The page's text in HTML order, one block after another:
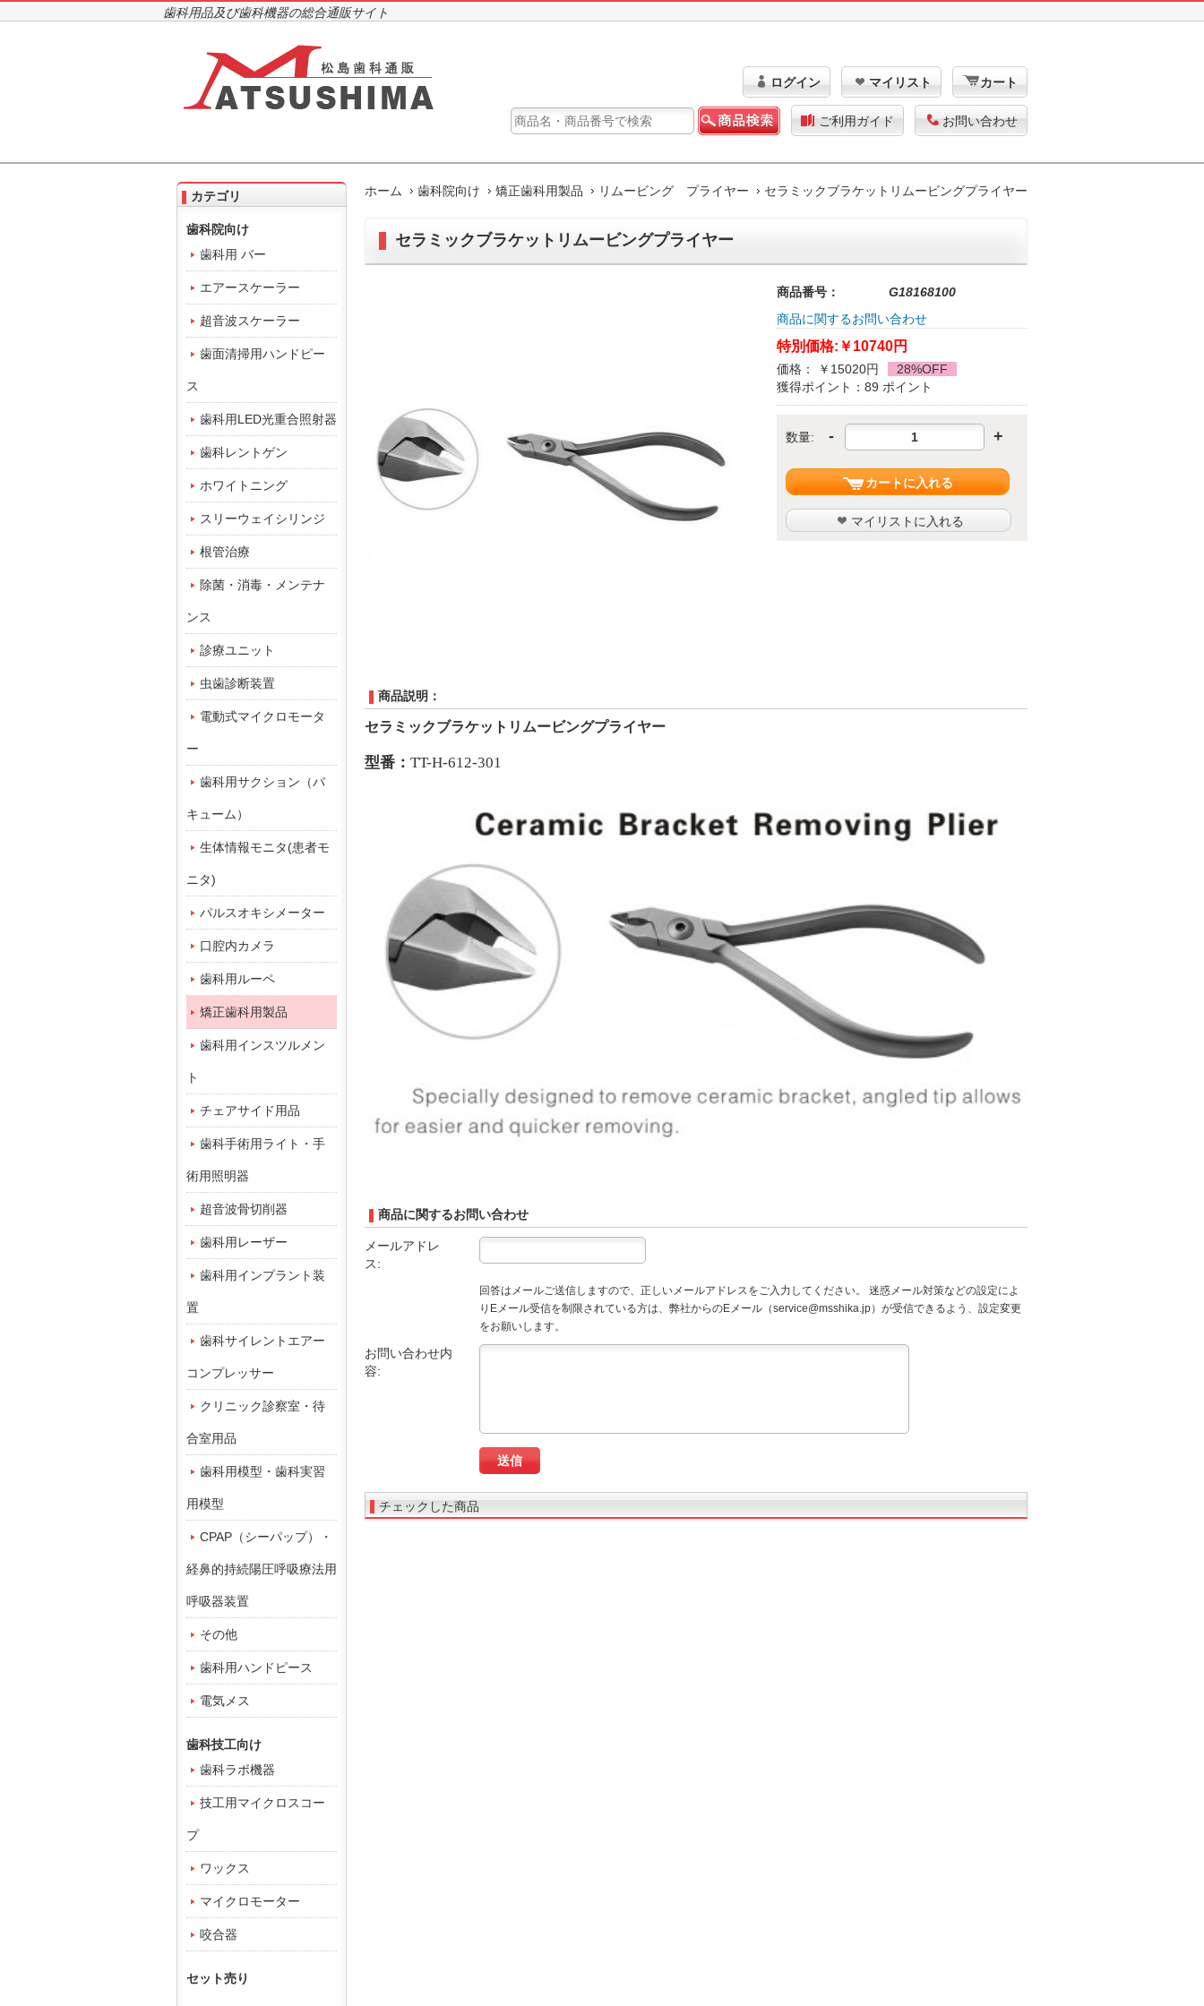
歯科用品及び歯科機器の総合通販サイト
ログイン マイリスト カート
ご利用ガイド お問い合わせ
ホーム 歯科院向け 矯正歯科用製品 リムービング プライヤー セラミックブラケットリムービングプライヤー
セラミックブラケットリムービングプライヤー
商品番号：
G18168100
商品に関するお問い合わせ
特別価格: ￥10740円
価格： ￥15020円
28%OFF
獲得ポイント：89 ポイント
数量: - +
カートに入れる
マイリストに入れる
商品説明：
セラミックブラケットリムービングプライヤー
型番： TT-H-612-301
商品に関するお問い合わせ
メールアドレ
ス:
回答はメールご送信しますので、正しいメールアドレスをご入力してください。 迷惑メール対策などの設定によ
りEメール受信を制限されている方は、弊社からのEメール（service@msshika.jp）が受信できるよう、設定変更
をお願いします。
お問い合わせ内
容:
チェックした商品
カテゴリ
歯科院向け
歯科用 バー
エアースケーラー
超音波スケーラー
歯面清掃用ハンドピー
ス
歯科用LED光重合照射器
歯科レントゲン
ホワイトニング
スリーウェイシリンジ
根管治療
除菌・消毒・メンテナ
ンス
診療ユニット
虫歯診断装置
電動式マイクロモータ
ー
歯科用サクション（バ
キューム）
生体情報モニタ(患者モ
ニタ)
パルスオキシメーター
口腔内カメラ
歯科用ルーペ
矯正歯科用製品
歯科用インスツルメン
ト
チェアサイド用品
歯科手術用ライト・手
術用照明器
超音波骨切削器
歯科用レーザー
歯科用インプラント装
置
歯科サイレントエアー
コンプレッサー
クリニック診察室・待
合室用品
歯科用模型・歯科実習
用模型
CPAP（シーパップ）・
経鼻的持続陽圧呼吸療法用
呼吸器装置
その他
歯科用ハンドピース
電気メス
歯科技工向け
歯科ラボ機器
技工用マイクロスコー
プ
ワックス
マイクロモーター
咬合器
セット売り